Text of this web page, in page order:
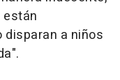
disparan a niños